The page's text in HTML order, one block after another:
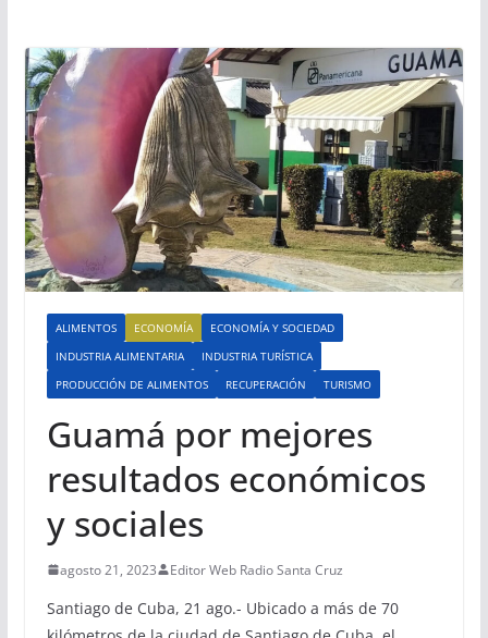
ALIMENTOS ECONOMÍA
ECONOMÍA Y SOCIEDAD
INDUSTRIA ALIMENTARIA
INDUSTRIA TURÍSTICA
PRODUCCIÓN DE ALIMENTOS
RECUPERACIÓN TURISMO
Guamá por mejores
resultados económicos
y sociales
agosto 21, 2023 Editor Web Radio Santa Cruz
Santiago de Cuba, 21 ago.- Ubicado a más de 70